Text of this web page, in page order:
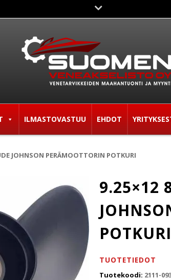
ILMASTOVASTUU EHDOT
JOHNSON PERÄMOOTTORIN POTKURI
9.25×12
POTKURI
TUOTETIEDOT
Tuotekoodi: 2111-